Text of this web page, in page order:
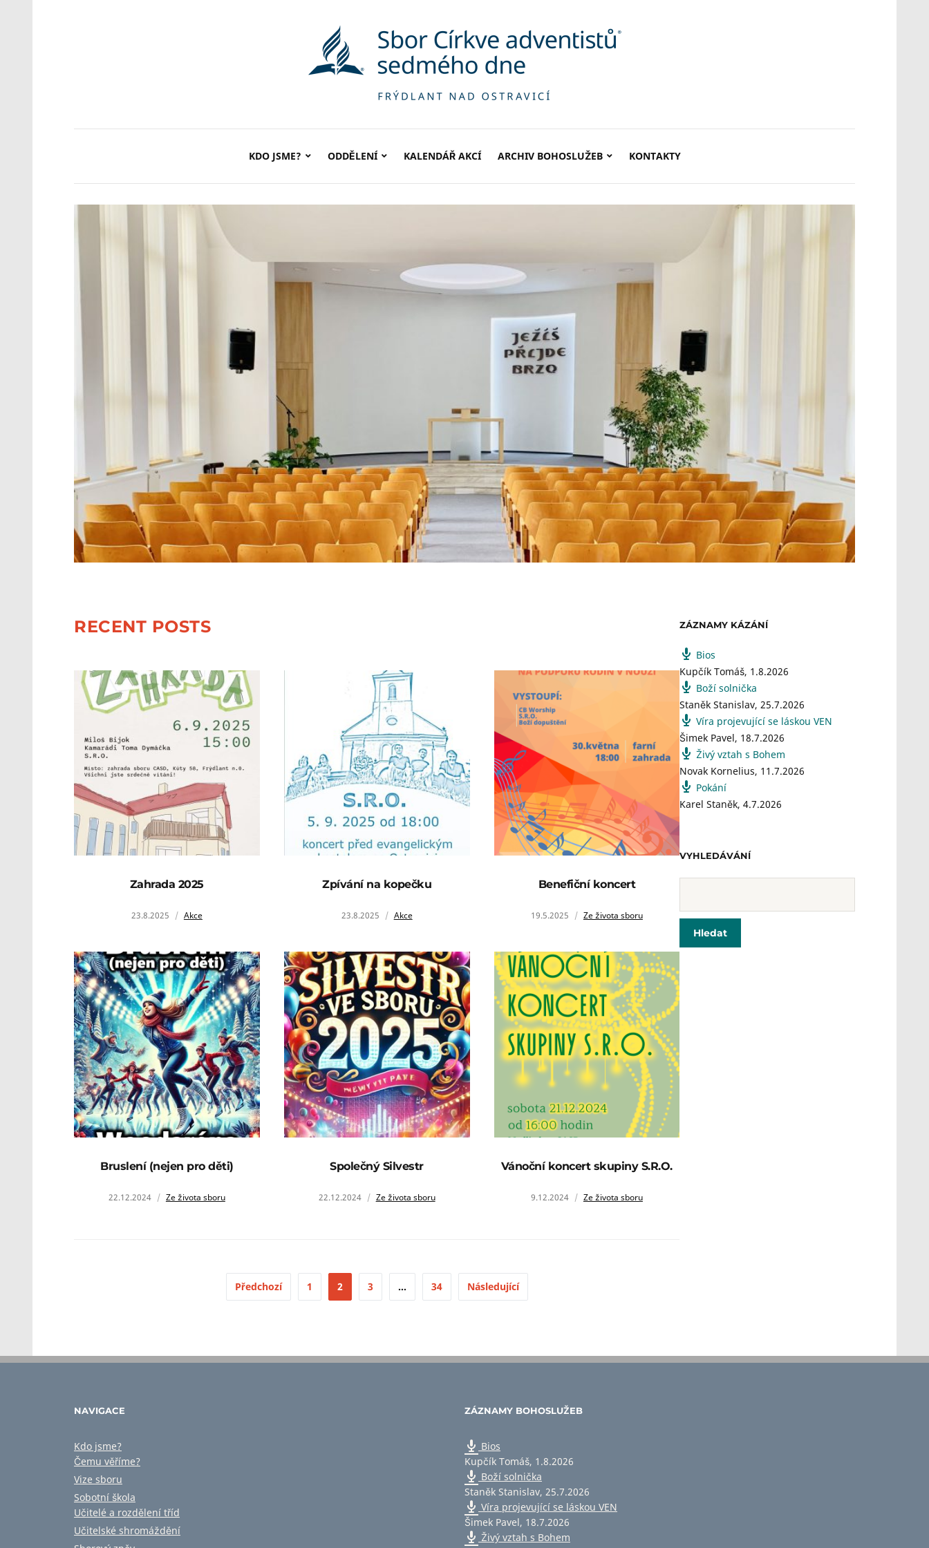
KDO JSME? ODDĚLENÍ KALENDÁŘ AKCÍ ARCHIV BOHOSLUŽEB KONTAKTY
RECENT POSTS
Zahrada 2025
23.8.2025 Akce
Zpívání na kopečku
23.8.2025 Akce
Benefiční koncert
19.5.2025 Ze života sboru
Bruslení (nejen pro děti)
22.12.2024 Ze života sboru
Společný Silvestr
22.12.2024 Ze života sboru
Vánoční koncert skupiny S.R.O.
9.12.2024 Ze života sboru
Předchozí 1 2 3 … 34 Následující
ZÁZNAMY KÁZÁNÍ
Bios
Kupčík Tomáš, 1.8.2026
Boží solnička
Staněk Stanislav, 25.7.2026
Víra projevující se láskou VEN
Šimek Pavel, 18.7.2026
Živý vztah s Bohem
Novak Kornelius, 11.7.2026
Pokání
Karel Staněk,4.7.2026
VYHLEDÁVÁNÍ
NAVIGACE
Kdo jsme?
Čemu věříme?
Vize sboru
Sobotní škola
Učitelé a rozdělení tříd
Učitelské shromáždění
ZÁZNAMY BOHOSLUŽEB
Bios
Kupčík Tomáš, 1.8.2026
Boží solnička
Staněk Stanislav, 25.7.2026
Víra projevující se láskou VEN
Šimek Pavel, 18.7.2026
Živý vztah s Bohem